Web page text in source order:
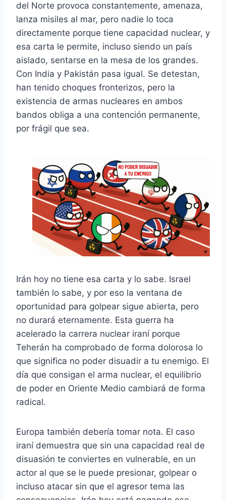
del Norte provoca constantemente, amenaza,
lanza misiles al mar, pero nadie lo toca
directamente porque tiene capacidad nuclear, y
esa carta le permite, incluso siendo un país
aislado, sentarse en la mesa de los grandes.
Con India y Pakistán pasa igual. Se detestan,
han tenido choques fronterizos, pero la
existencia de armas nucleares en ambos
bandos obliga a una contención permanente,
por frágil que sea.
Irán hoy no tiene esa carta y lo sabe. Israel
también lo sabe, y por eso la ventana de
oportunidad para golpear sigue abierta, pero
no durará eternamente. Esta guerra ha
acelerado la carrera nuclear iraní porque
Teherán ha comprobado de forma dolorosa lo
que significa no poder disuadir a tu enemigo. El
día que consigan el arma nuclear, el equilibrio
de poder en Oriente Medio cambiará de forma
radical.
Europa también debería tomar nota. El caso
iraní demuestra que sin una capacidad real de
disuasión te conviertes en vulnerable, en un
actor al que se le puede presionar, golpear o
incluso atacar sin que el agresor tema las